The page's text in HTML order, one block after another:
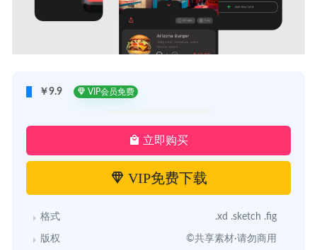
￥9.9 VIP会员免费
立即购买
VIP免费下载
格式 .xd .sketch .fig
版权 ©共享素材·请勿商用